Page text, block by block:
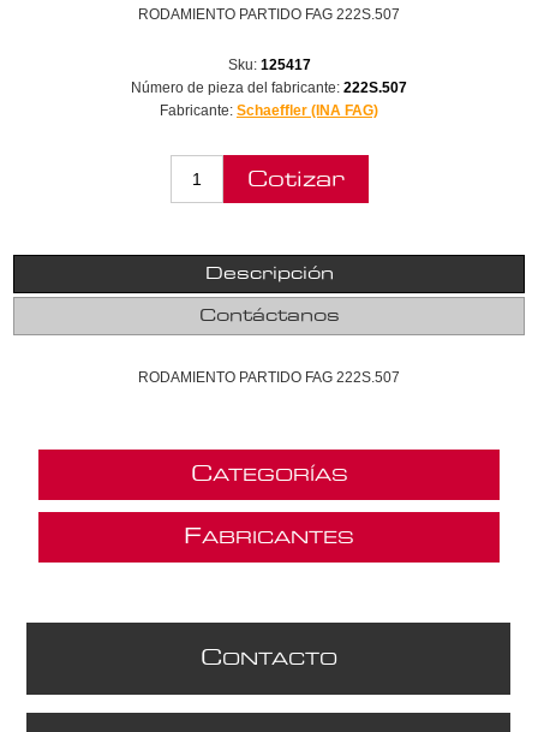
RODAMIENTO PARTIDO FAG 222S.507
Sku: 125417
Número de pieza del fabricante: 222S.507
Fabricante: Schaeffler (INA FAG)
Descripción
Contáctanos
RODAMIENTO PARTIDO FAG 222S.507
CATEGORÍAS
FABRICANTES
CONTACTO